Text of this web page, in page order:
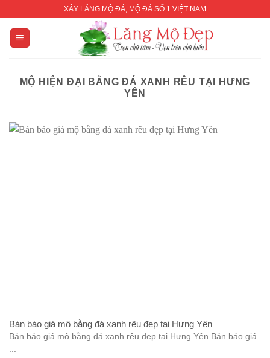
content
XÂY LĂNG MỘ ĐÁ, MỘ ĐÁ SỐ 1 VIỆT NAM
MỘ HIỆN ĐẠI BẰNG ĐÁ XANH RÊU TẠI HƯNG
YÊN
Bán báo giá mộ bằng đá xanh rêu đẹp tại Hưng Yên
Bán báo giá mộ bằng đá xanh rêu đẹp tại Hưng Yên Bán báo giá
...